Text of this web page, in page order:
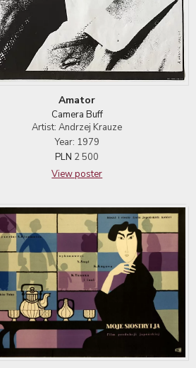
Amator
Camera Buff
Artist: Andrzej Krauze
Year: 1979
PLN 2 500
View poster